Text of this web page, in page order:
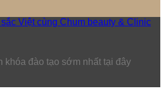
Việt cùng Chum beauty & Clinic
khóa đào tạo sớm nhất tại đây